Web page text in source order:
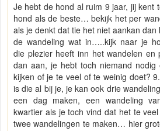
Je hebt de hond al ruim 9 jaar, jij kent
hond als de beste… bekijk het per
als je denkt dat tie het niet aankan dan
de wandeling wat in…..kijk naar je
die plezier heeft inn het wandelen en
dan aan, je hebt toch niemand nodig
kijken of je te veel of te weinig doet?
is die al bij je, je kan ook drie
een dag maken, een wandeling
kwartier als je toch vind dat het te
twee wandelingen te maken… hier